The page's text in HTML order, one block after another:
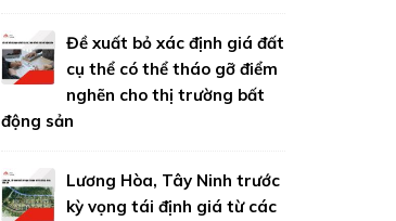
Đề xuất bỏ xác định giá đất
cụ thể có thể tháo gỡ điểm
nghẽn cho thị trường bất
động sản
Lương Hòa, Tây Ninh trước
kỳ vọng tái định giá từ các